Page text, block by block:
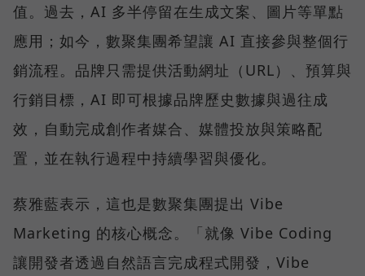
值。過去，AI 多半停留在生成文案、圖片等單點
應用；如今，數聚集團希望讓 AI 直接參與整個行
銷流程。品牌只需提供活動網址（URL）、預算與
行銷目標，AI 即可根據品牌歷史數據與過往成
效，自動完成創作者媒合、媒體投放與策略配
置，並在執行過程中持續學習與優化。
蔡雅藍表示，這也是數聚集團提出 Vibe
Marketing 的核心概念。「就像 Vibe Coding
讓開發者透過自然語言完成程式開發，Vibe